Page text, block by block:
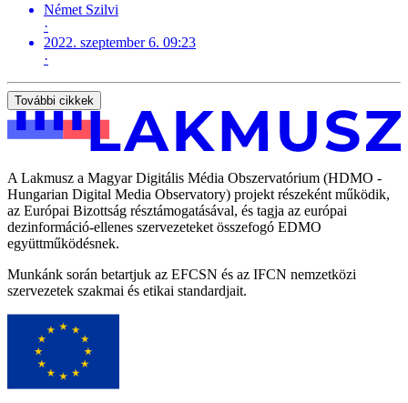
Német Szilvi
·
2022. szeptember 6. 09:23
·
További cikkek
A Lakmusz a Magyar Digitális Média Obszervatórium (HDMO -
Hungarian Digital Media Observatory) projekt részeként működik,
az Európai Bizottság résztámogatásával, és tagja az európai
dezinformáció-ellenes szervezeteket összefogó EDMO
együttműködésnek.
Munkánk során betartjuk az EFCSN és az IFCN nemzetközi
szervezetek szakmai és etikai standardjait.